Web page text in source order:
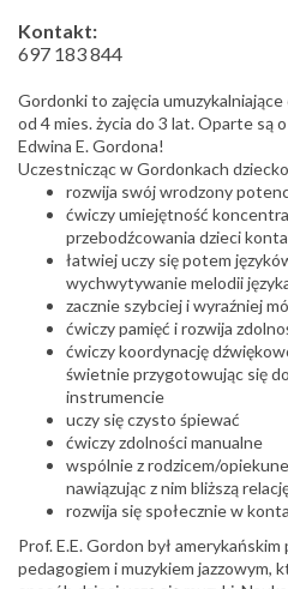
Kontakt:
697 183 844
Gordonkito zajęcia
od 4 mies. życia do 3 lat. Oparte są
Edwina E. Gordona!
Uczestnicząc w Gordonkach
rozwija swój wrodzony
ćwiczy umiejętność
przebodźcowania dzieci
łatwiej uczy się potem
wychwytywanie melodii
zacznie szybciej i wyraźniej
ćwiczy pamięć i rozwija
ćwiczy koordynację
świetnie przygotowując się
instrumencie
uczy się czysto śpiewać
ćwiczy zdolności manualne
wspólnie z rodzicem/
nawiązując z nim bliższą
rozwija się społecznie w
Prof. E.E.Gordon był
pedagogiem i muzykiem jazzowym,